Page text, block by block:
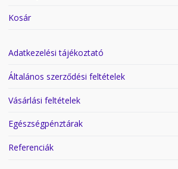
Kosár
Adatkezelési tájékoztató
Általános szerződési feltételek
Vásárlási feltételek
Egészségpénztárak
Referenciák